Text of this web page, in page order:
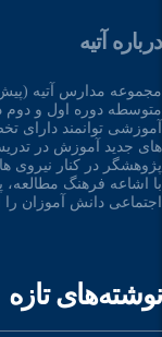
درباره آتیه
مجموعه مدارس آتیه (پیش
متوسطه دوره اول و دوم
آموزشی توانمند دارای
های جدید آموزش در
پژوهشگر در کنار نیروی
با اشاعه فرهنگ
اجتماعی دانش آموزان را
نوشته‌های تازه